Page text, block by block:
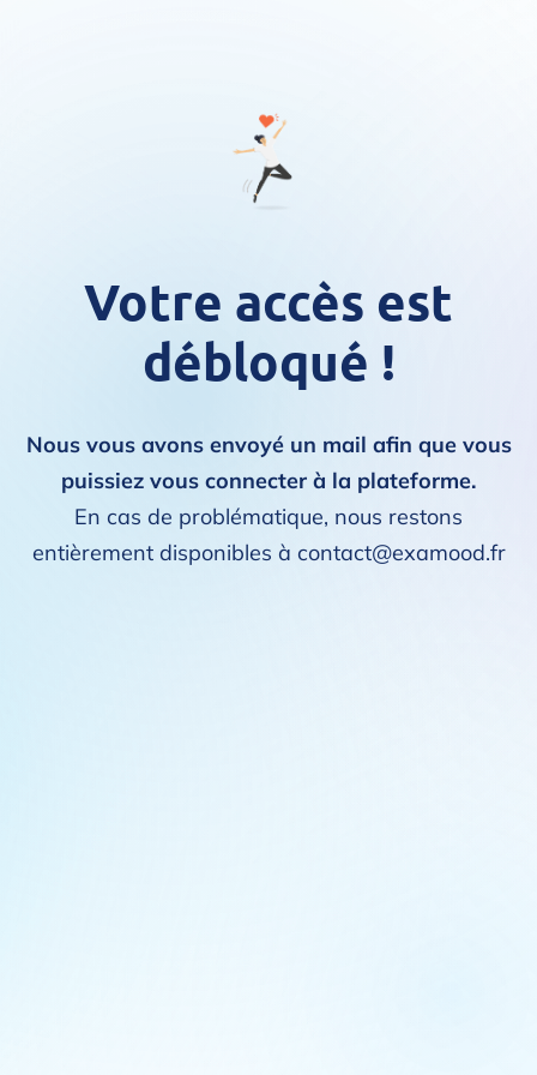
Votre accès est
débloqué !
Nous vous avons envoyé un mail afin que vous
puissiez vous connecter à la plateforme.
En cas de problématique, nous restons
entièrement disponibles à contact@examood.fr